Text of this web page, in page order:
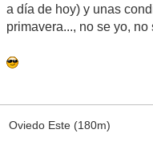
a día de hoy) y unas
primavera..., no se yo, no
Oviedo Este (180m)